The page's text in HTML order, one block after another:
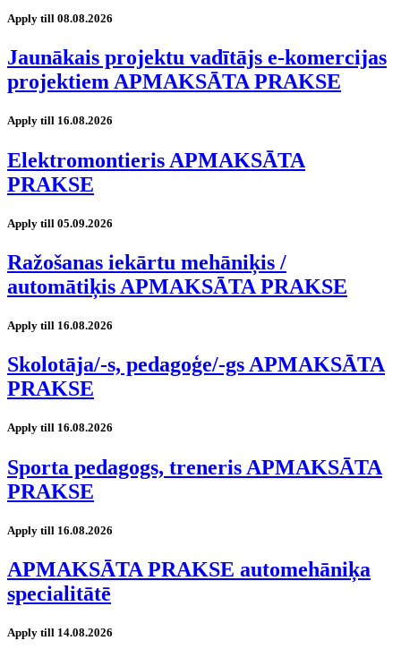
Apply till 08.08.2026
Jaunākais projektu vadītājs e-komercijas
projektiem APMAKSĀTA PRAKSE
Apply till 16.08.2026
Elektromontieris APMAKSĀTA
PRAKSE
Apply till 05.09.2026
Ražošanas iekārtu mehāniķis /
automātiķis APMAKSĀTA PRAKSE
Apply till 16.08.2026
Skolotāja/-s, pedagoģe/-gs APMAKSĀTA
PRAKSE
Apply till 16.08.2026
Sporta pedagogs, treneris APMAKSĀTA
PRAKSE
Apply till 16.08.2026
APMAKSĀTA PRAKSE automehāniķa
specialitātē
Apply till 14.08.2026